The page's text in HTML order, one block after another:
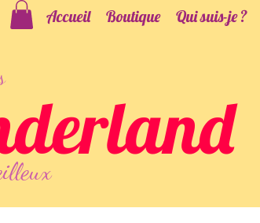
Accueil Boutique Qui suis-je ?